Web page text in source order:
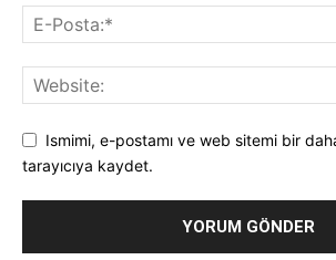
Ismimi, e-postamı ve web sitemi bir
tarayıcıya kaydet.